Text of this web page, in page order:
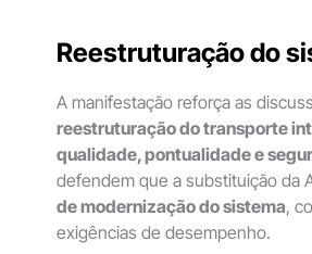
Reestruturação do
A manifestação reforça as
reestruturação do transporte
qualidade, pontualidade e
defendem que a substituição da
de modernização do sistema,
exigências de desempenho.